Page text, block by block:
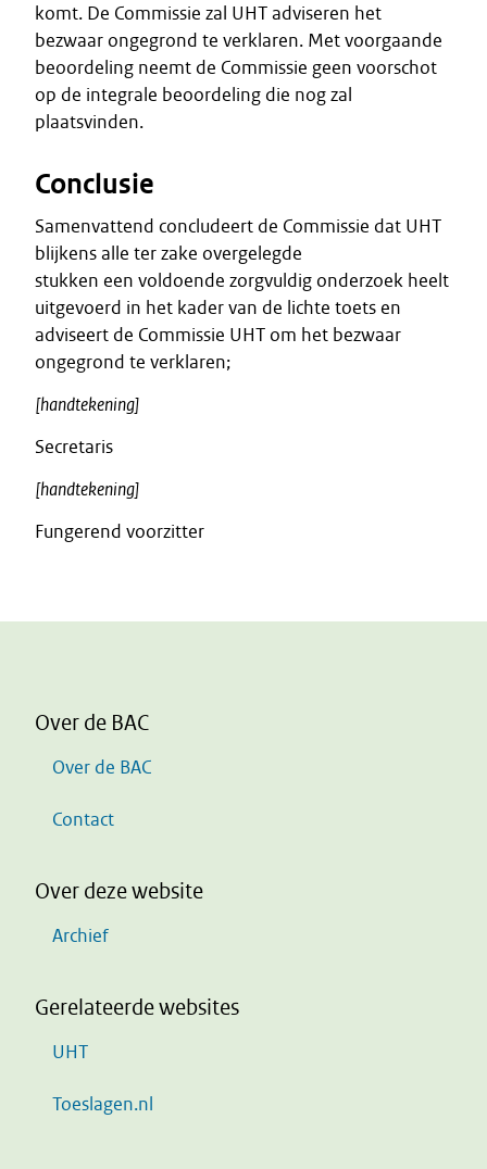
komt. De Commissie zal UHT adviseren het
bezwaar ongegrond te verklaren. Met voorgaande
beoordeling neemt de Commissie geen voorschot
op de integrale beoordeling die nog zal
plaatsvinden.
Conclusie
Samenvattend concludeert de Commissie dat UHT
blijkens alle ter zake overgelegde
stukken een voldoende zorgvuldig onderzoek heelt
uitgevoerd in het kader van de lichte toets en
adviseert de Commissie UHT om het bezwaar
ongegrond te verklaren;
[handtekening]
Secretaris
[handtekening]
Fungerend voorzitter
Over de BAC
Over de BAC
Contact
Over deze website
Archief
Gerelateerde websites
UHT
Toeslagen.nl